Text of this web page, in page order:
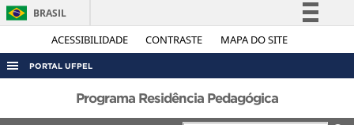
ACESSIBILIDADE CONTRASTE MAPA DO SITE
BRASIL
Simplifique!
Acesso à informação
PORTAL UFPEL
ACESSO À INFORMAÇÃO
AUDITORIA
Programa Residência Pedagógica